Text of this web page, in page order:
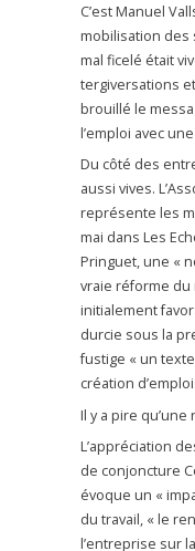
C’est Manuel
mobilisation des
mal ficelé était
tergiversations
brouillé le
l’emploi avec
Du côté des
aussi vives.
représente les
mai dans Les
Pringuet, une «
vraie réforme du
initialement
durcie sous la
fustige « un
création
Il y a pire
L’appréciation
de conjoncture
évoque un «
du travail, « le
l’entreprise sur